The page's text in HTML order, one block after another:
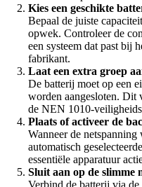
Kies een geschikte
Bepaal de juiste
opwek. Controleer de
een systeem dat past bij
fabrikant.
Laat een extra groep
De batterij moet op een
worden aangesloten. Dit
de NEN 1010-
Plaats of activeer de
Wanneer de
automatisch
essentiële apparatuur
Sluit aan op de slimme
Verbind de batterij via